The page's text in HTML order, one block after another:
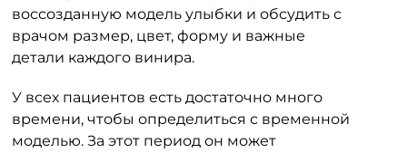
воссозданную модель улыбки и обсудить с
врачом размер, цвет, форму и важные
детали каждого винира.
У всех пациентов есть достаточно много
времени, чтобы определиться с временной
моделью. За этот период он может